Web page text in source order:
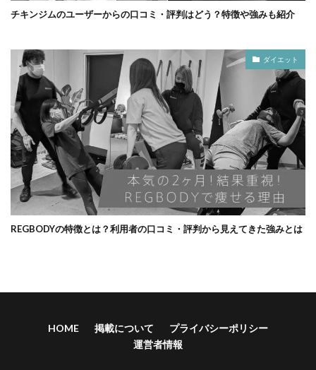
チキンジムのユーザーからの口コミ・評判はどう？特徴や強みも紹介
ダイエット
REGBODYの特徴とは？利用者の口コミ・評判から見えてきた強みとは
HOME 掲載について
プライバシーポリシー
運営者情報